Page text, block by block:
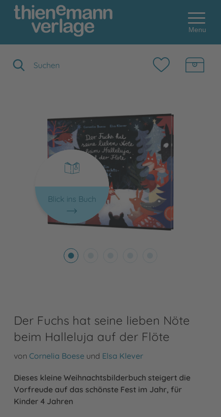
Menu
Blick ins Buch
Der Fuchs hat seine lieben Nöte
beim Halleluja auf der Flöte
von Cornelia Boese und Elsa Klever
Dieses kleine Weihnachtsbilderbuch steigert die
Vorfreude auf das schönste Fest im Jahr, für
Kinder 4 Jahren